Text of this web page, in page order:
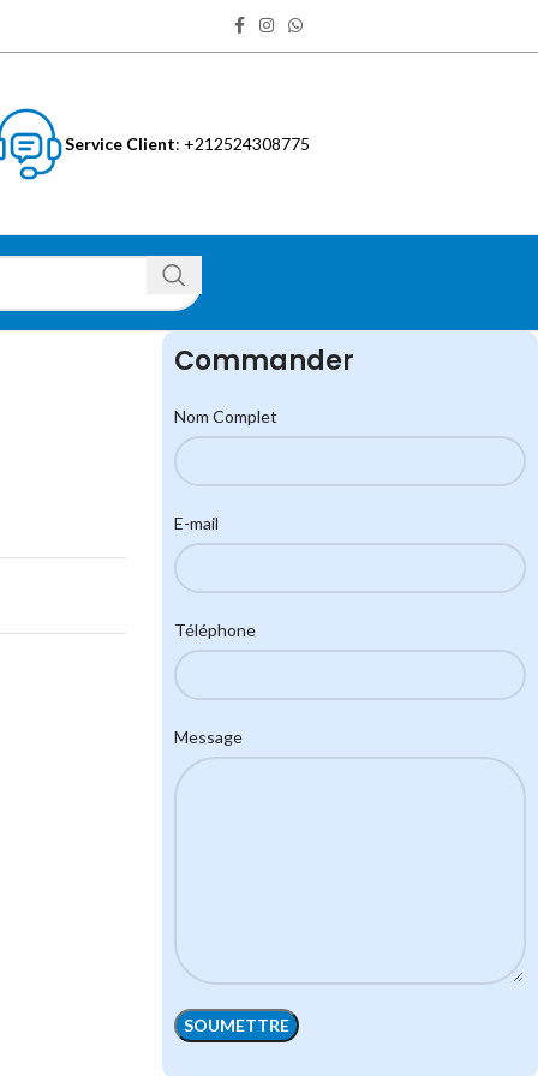
Service Client: +212524308775
Commander
Nom Complet
E-mail
Téléphone
Message